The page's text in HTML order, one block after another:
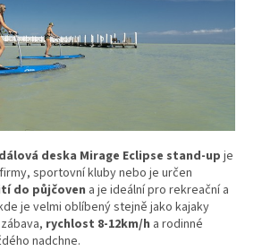
deska Mirage Eclipse stand-up je
sportovní kluby nebo je určen
do půjčoven a je ideální pro rekreační a
je velmi oblíbený stejně jako kajaky
rychlost 8-12km/h a rodinné
nadchne.